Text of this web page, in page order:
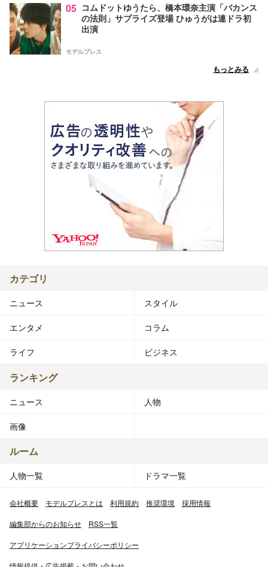
05 コムドットゆうたら、橋本環奈主演「バカンス
の法則」サプライズ登場 ひゅうがは連ドラ初
出演
モデルプレス
もっとみる
カテゴリ
ニュース スタイル
エンタメ コラム
ライフ ビジネス
ランキング
ニュース 人物
画像
ルーム
人物一覧 ドラマ一覧
会社概要 モデルプレスとは 利用規約 推奨環境 採用情報
編集部からのお知らせ RSS一覧
アプリケーションプライバシーポリシー